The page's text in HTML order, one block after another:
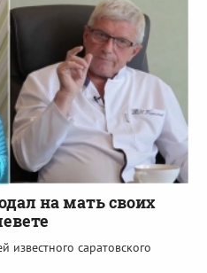
на мать своих
известного саратовского